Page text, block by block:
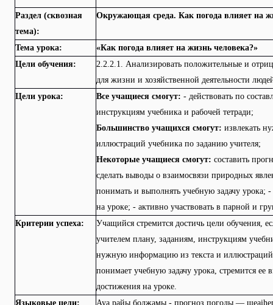
Раздел (сквозная
тема):
Окружающая среда. Как погода влияет на
Тема урока:
«Как погода влияет на жизнь человека?»
Цели обучения:
2.2.2.1. Анализировать положительные и
для жизни и хозяйственной деятельности
Цели урока:
Все учащиеся смогут: - действовать по
инструкциям учебника и рабочей тетради;
Большинство учащихся смогут: извлекать
иллюстраций учебника по заданию учителя;
Некоторые учащиеся смогут: составить
сделать выводы о взаимосвязи природных
понимать и выполнять учебную задачу урока;
на уроке; - активно участвовать в парной и
Критерии успеха:
Учащийся стремится достичь цели обучения,
учителем плану, заданиям, инструкциям
нужную информацию из текста и
понимает учебную задачу урока, стремится ее
достижения на уроке.
Языковые цели:
Ауа райы болжамы - прогноз погоды — шеаіһег